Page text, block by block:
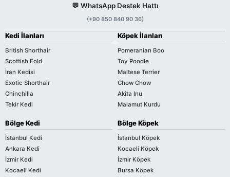
💬 WhatsApp Destek Hattı
(+90 850 840 90 36)
Kedi İlanları
British Shorthair
Scottish Fold
İran Kedisi
Exotic Shorthair
Chinchilla
Tekir Kedi
Köpek İlanları
Pomeranian Boo
Toy Poodle
Maltese Terrier
Chow Chow
Akita Inu
Malamut Kurdu
Bölge Kedi
İstanbul Kedi
Ankara Kedi
İzmir Kedi
Kocaeli Kedi
Bölge Köpek
İstanbul Köpek
Kocaeli Köpek
İzmir Köpek
Bursa Köpek